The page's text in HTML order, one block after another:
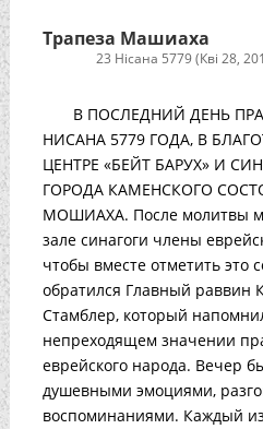
Трапеза Машиаха
23 Нісана 5779 (Кві 28,
В ПОСЛЕДНИЙ ДЕНЬ
НИСАНА 5779 ГОДА, В
ЦЕНТРЕ «БЕЙТ БАРУХ» И
ГОРОДА КАМЕНСКОГО
МОШИАХА. После молитвы
зале синагоги члены
чтобы вместе отметить это
обратился Главный раввин
Стамблер, который
непреходящем значении
еврейского народа. Вечер
душевными эмоциями,
воспоминаниями. Каждый